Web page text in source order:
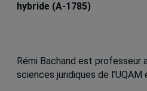
hybride (A-1785)
Rémi Bachand est professeur
sciences juridiques de